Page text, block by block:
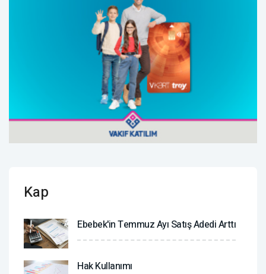
Kap
Ebebek'in Temmuz Ayı Satış Adedi Arttı
Hak Kullanımı